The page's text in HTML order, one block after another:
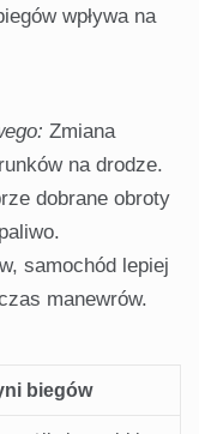
wpływa na
Zmiana
na drodze.
dobrane obroty
samochód lepiej
manewrów.
biegów